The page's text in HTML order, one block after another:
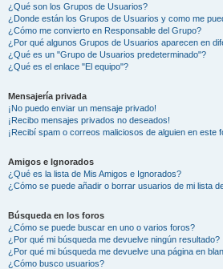
¿Qué son los Grupos de Usuarios?
¿Donde están los Grupos de Usuarios y como me
¿Cómo me convierto en Responsable del Grupo?
¿Por qué algunos Grupos de Usuarios aparecen en
¿Qué es un "Grupo de Usuarios predeterminado"?
¿Qué es el enlace "El equipo"?
Mensajería privada
¡No puedo enviar un mensaje privado!
¡Recibo mensajes privados no deseados!
¡Recibí spam o correos maliciosos de alguien en este
Amigos e Ignorados
¿Qué es la lista de Mis Amigos e Ignorados?
¿Cómo se puede añadir o borrar usuarios de mi lista
Búsqueda en los foros
¿Cómo se puede buscar en uno o varios foros?
¿Por qué mi búsqueda me devuelve ningún resultado?
¿Por qué mi búsqueda me devuelve una página en
¿Cómo busco usuarios?